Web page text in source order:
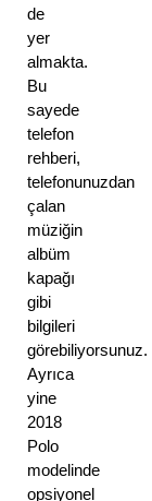
de
yer
almakta.
Bu
sayede
telefon
rehberi,
telefonunuzdan
çalan
müziğin
albüm
kapağı
gibi
bilgileri
görebiliyorsunuz.
Ayrıca
yine
2018
Polo
modelinde
opsiyonel